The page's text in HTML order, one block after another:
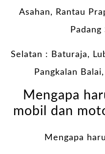
Asahan, Rantau
Padang
Selatan : Baturaja,
Pangkalan
Mengapa
mobil dan
Mengapa